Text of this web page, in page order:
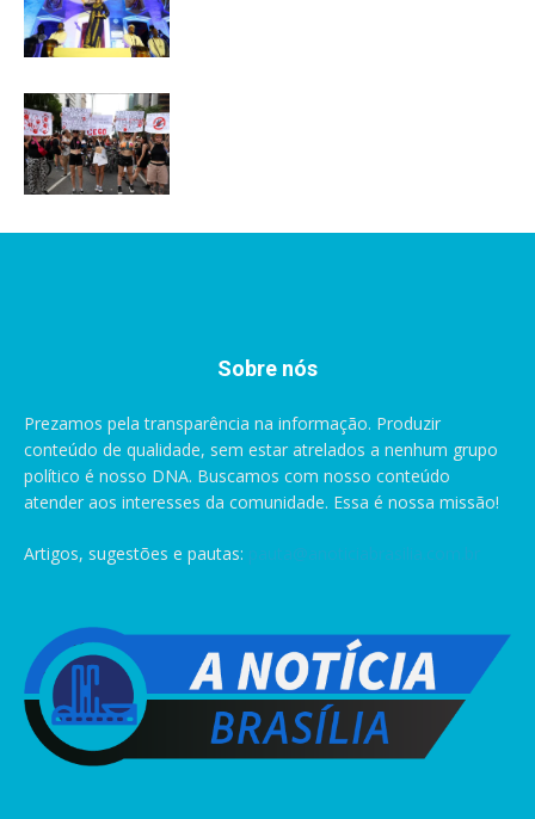
Sobre nós
Prezamos pela transparência na informação. Produzir
conteúdo de qualidade, sem estar atrelados a nenhum grupo
político é nosso DNA. Buscamos com nosso conteúdo
atender aos interesses da comunidade. Essa é nossa missão!
Artigos, sugestões e pautas: pauta@anoticiabrasilia.com.br